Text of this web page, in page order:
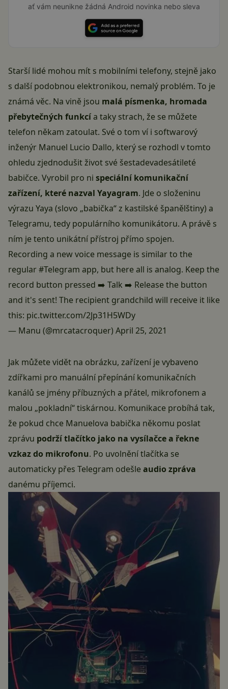
ať vám neunikne žádná Android novinka nebo sleva
Starší lidé mohou mít s mobilními telefony, stejně jako
s další podobnou elektronikou, nemalý problém. To je
známá věc. Na vině jsou malá písmenka, hromada
přebytečných funkcía taky strach, že se můžete
telefon někam zatoulat. Své o tom ví i softwarový
inženýr Manuel Lucio Dallo, který se rozhodl v tomto
ohledu zjednodušit život své šestadevadesátileté
babičce. Vyrobil pro ni speciální komunikační
zařízení, které nazval Yayagram. Jde o složeninu
výrazu Yaya (slovo „babička“ z kastilské španělštiny) a
Telegramu, tedy populárního komunikátoru. A právě s
ním je tento unikátní přístroj přímo spojen.
Recording a new voice message is similar to the
regular#Telegram app, but here all is analog. Keep the
record button pressed ➡️ Talk ➡️ Release the button
and it's sent! The recipient grandchild will receive it like
this: pic.twitter.com/2Jp31H5WDy
— Manu (@mrcatacroquer) April 25, 2021
Jak můžete vidět na obrázku, zařízení je vybaveno
zdířkami pro manuální přepínání komunikačních
kanálů se jmény příbuzných a přátel, mikrofonem a
malou „pokladní“ tiskárnou. Komunikace probíhá tak,
že pokud chce Manuelova babička někomu poslat
zprávu podrží tlačítko jako na vysílačce a řekne
vzkaz do mikrofonu. Po uvolnění tlačítka se
automaticky přes Telegram odešleaudio zpráva
danému příjemci.